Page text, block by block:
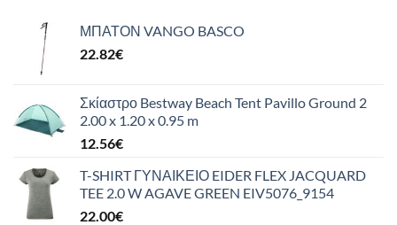
ΜΠΑΤΟΝ VANGO BASCO
22.82€
Σκίαστρο Bestway Beach Tent Pavillo Ground 2
2.00 x 1.20 x 0.95 m
12.56€
T-SHIRT ΓΥΝΑΙΚΕΙΟ EIDER FLEX JACQUARD
TEE 2.0 W AGAVE GREEN EIV5076_9154
22.00€